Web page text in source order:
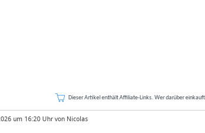
Dieser Artikel enthält Affiliate-Links. Wer darüber
um 16:20 Uhr von Nicolas